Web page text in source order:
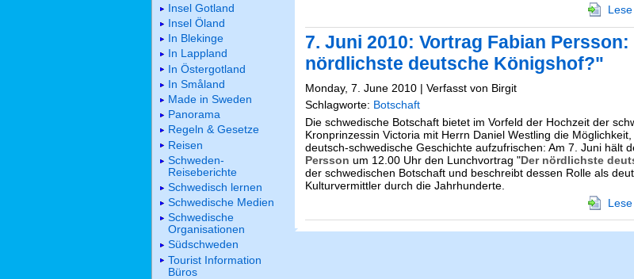
7. Juni 2010: Vortrag Fabian
nördlichste deutsche Königshof?"
Monday, 7. June 2010 | Verfasst von Birgit
Schlagworte: Botschaft
Die schwedische Botschaft bietet im Vorfeld der Hochzeit der
Kronprinzessin Victoria mit Herrn Daniel Westling die
deutsch-schwedische Geschichte aufzufrischen: Am 7. Juni hält
Persson um 12.00 Uhr den Lunchvortrag "Der nördlichste
der schwedischen Botschaft und beschreibt dessen Rolle als
Kulturvermittler durch die Jahrhunderte.
Insel Gotland
Insel Öland
In Blekinge
In Lappland
In Östergotland
In Småland
Made in Sweden
Panorama
Regeln & Gesetze
Reisen
Schweden-
Reiseberichte
Schwedisch lernen
Schwedische Medien
Schwedische
Organisationen
Südschweden
Tourist Information
Büros